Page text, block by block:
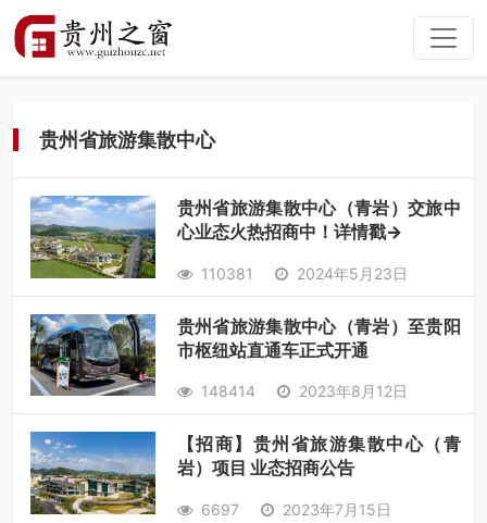
贵州省旅游集散中心
贵州省旅游集散中心（青岩）交旅中
心业态火热招商中！详情戳→
110381 2024年5月23日
贵州省旅游集散中心（青岩）至贵阳
市枢纽站直通车正式开通
148414 2023年8月12日
【招商】贵州省旅游集散中心（青
岩）项目 业态招商公告
6697 2023年7月15日